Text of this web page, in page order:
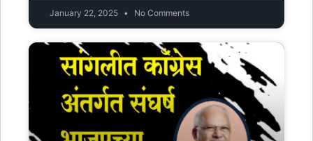
January 22, 2025 No Comments